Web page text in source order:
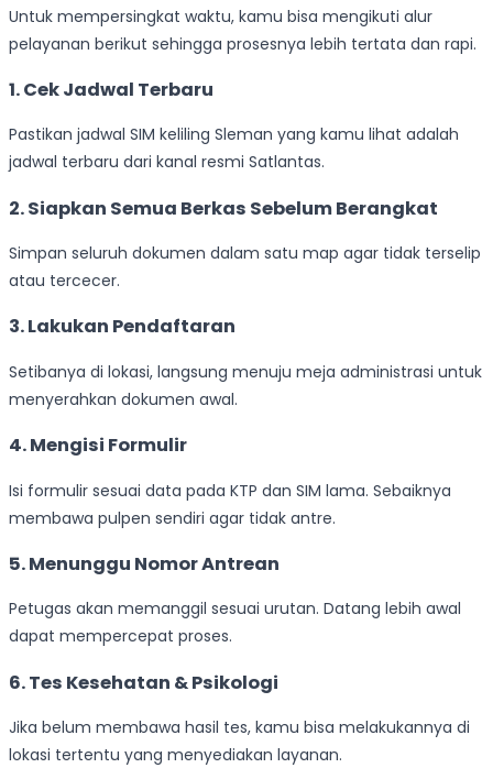
Untuk mempersingkat waktu, kamu bisa mengikuti alur
pelayanan berikut sehingga prosesnya lebih tertata dan rapi.
1. Cek Jadwal Terbaru
Pastikan jadwal SIM keliling Sleman yang kamu lihat adalah
jadwal terbaru dari kanal resmi Satlantas.
2. Siapkan Semua Berkas Sebelum Berangkat
Simpan seluruh dokumen dalam satu map agar tidak terselip
atau tercecer.
3. Lakukan Pendaftaran
Setibanya di lokasi, langsung menuju meja administrasi untuk
menyerahkan dokumen awal.
4. Mengisi Formulir
Isi formulir sesuai data pada KTP dan SIM lama. Sebaiknya
membawa pulpen sendiri agar tidak antre.
5. Menunggu Nomor Antrean
Petugas akan memanggil sesuai urutan. Datang lebih awal
dapat mempercepat proses.
6. Tes Kesehatan & Psikologi
Jika belum membawa hasil tes, kamu bisa melakukannya di
lokasi tertentu yang menyediakan layanan.